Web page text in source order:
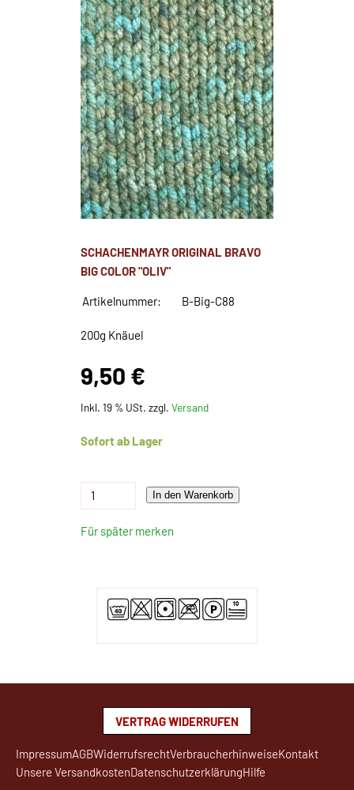
SCHACHENMAYR ORIGINAL BRAVO
BIG COLOR "OLIV"
Artikelnummer: B-Big-C88
200g Knäuel
9,50 €
Inkl. 19 % USt. zzgl. Versand
Sofort ab Lager
In den Warenkorb
Für später merken
VERTRAG WIDERRUFEN
ImpressumAGBWiderrufsrechtVerbraucherhinweiseKontakt
Unsere VersandkostenDatenschutzerklärungHilfe